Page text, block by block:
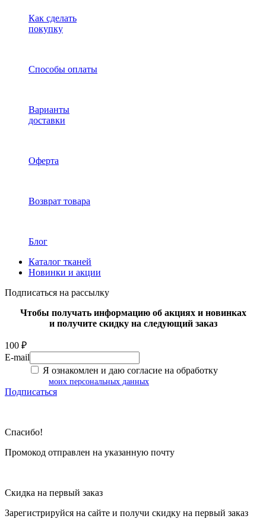
Как сделать
покупку
Способы оплаты
Варианты
доставки
Оферта
Возврат товара
Блог
Каталог тканей
Новинки и акции
Подписаться на рассылку
Чтобы получать информацию об акциях и новинках
и получите скидку на следующий заказ
100 ₽
E-mail
Я ознакомлен и даю согласие на обработку
моих персональных данных
Подписаться
Спасибо!
Промокод отправлен на указанную почту
Скидка на первый заказ
Зарегистрируйся на сайте и получи скидку на первый заказ